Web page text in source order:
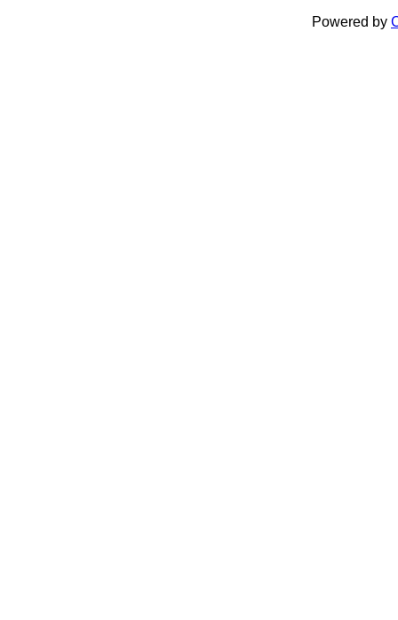
Powered by